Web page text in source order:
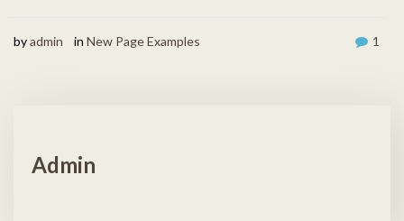
byadmin in New Page Examples 1
Admin